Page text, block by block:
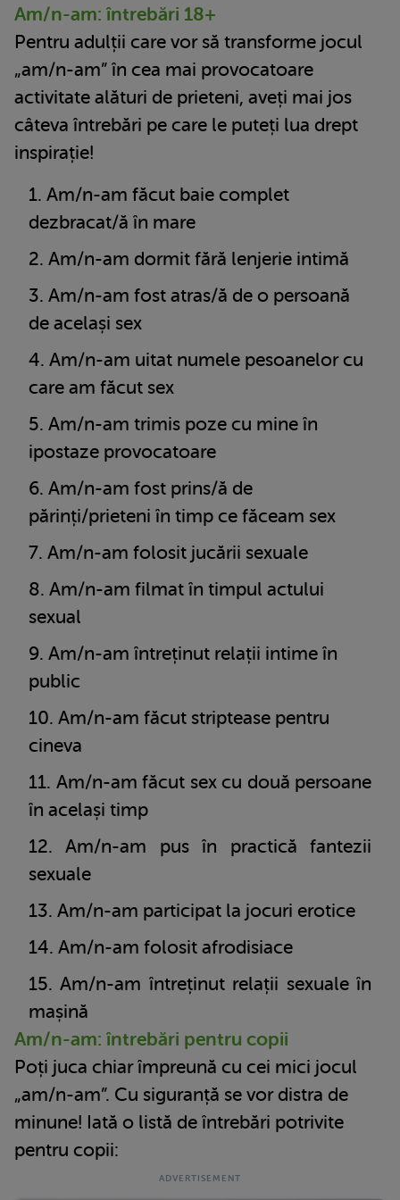
Am/n-am: întrebări 18+
Pentru adulții care vor să transforme jocul
„am/n-am” în cea mai provocatoare
activitate alături de prieteni, aveți mai jos
câteva întrebări pe care le puteți lua drept
inspirație!
Am/n-am făcut baie complet
dezbracat/ă în mare
Am/n-am dormit fără lenjerie intimă
Am/n-am fost atras/ă de o persoană
de același sex
Am/n-am uitat numele pesoanelor cu
care am făcut sex
Am/n-am trimis poze cu mine în
ipostaze provocatoare
Am/n-am fost prins/ă de
părinți/prieteni în timp ce făceam sex
Am/n-am folosit jucării sexuale
Am/n-am filmat în timpul actului
sexual
Am/n-am întreținut relații intime în
public
Am/n-am făcut striptease pentru
cineva
Am/n-am făcut sex cu două persoane
în același timp
Am/n-am pus în practică fantezii
sexuale
Am/n-am participat la jocuri erotice
Am/n-am folosit afrodisiace
Am/n-am întreținut relații sexuale în
mașină
Am/n-am: întrebări pentru copii
Poți juca chiar împreună cu cei mici jocul
„am/n-am”. Cu siguranță se vor distra de
minune! Iată o listă de întrebări potrivite
pentru copii: